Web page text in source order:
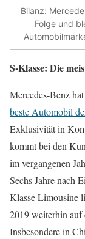
Bilanz:
Folge und
S-Klasse: Die
Mercedes-Benz
beste Automobil
Exklusivität in
kommt bei den
im vergangenen
Sechs Jahre nach
Klasse Limousine
2019 weiterhin auf
Insbesondere in